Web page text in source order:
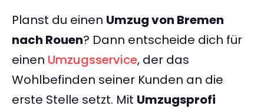
Planst du einen Umzug von Bremen
nach Rouen? Dann entscheide dich für
einen Umzugsservice, der das
Wohlbefinden seiner Kunden an die
erste Stelle setzt. Mit Umzugsprofi